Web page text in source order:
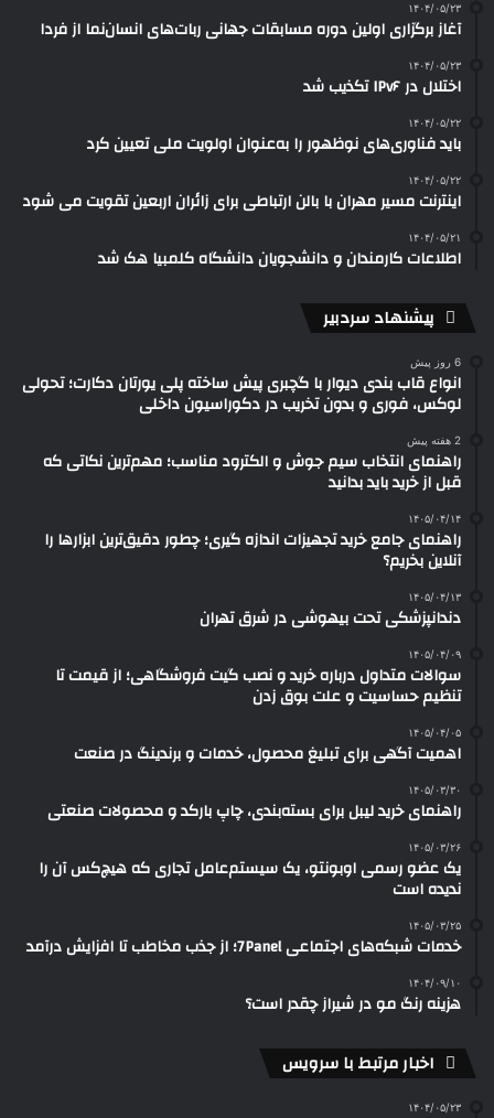
۱۴۰۴/۰۵/۲۳
آغاز برگزاری اولین دوره مسابقات جهانی ربات‌های انسان‌نما از فردا
۱۴۰۴/۰۵/۲۳
اختلال در IPv۶ تکذیب شد
۱۴۰۴/۰۵/۲۲
باید فناوری‌های نوظهور را به‌عنوان اولویت ملی تعیین کرد
۱۴۰۴/۰۵/۲۲
اینترنت مسیر مهران با بالن ارتباطی برای زائران اربعین تقویت می شود
۱۴۰۴/۰۵/۲۱
اطلاعات کارمندان و دانشجویان دانشگاه کلمبیا هک شد
پیشنهاد سردبیر
6 روز پیش
انواع قاب بندی دیوار با گچبری پیش ساخته پلی یورتان دکارت؛ تحولی
لوکس، فوری و بدون تخریب در دکوراسیون داخلی
2 هفته پیش
راهنمای انتخاب سیم جوش و الکترود مناسب؛ مهم‌ترین نکاتی که
قبل از خرید باید بدانید
۱۴۰۵/۰۴/۱۴
راهنمای جامع خرید تجهیزات اندازه گیری؛ چطور دقیق‌ترین ابزارها را
آنلاین بخریم؟
۱۴۰۵/۰۴/۱۳
دندانپزشکی تحت بیهوشی در شرق تهران
۱۴۰۵/۰۴/۰۹
سوالات متداول درباره خرید و نصب گیت فروشگاهی؛ از قیمت تا
تنظیم حساسیت و علت بوق زدن
۱۴۰۵/۰۴/۰۵
اهمیت آگهی برای تبلیغ محصول، خدمات و برندینگ در صنعت
۱۴۰۵/۰۳/۳۰
راهنمای خرید لیبل برای بسته‌بندی، چاپ بارکد و محصولات صنعتی
۱۴۰۵/۰۳/۲۶
یک عضو رسمی اوبونتو، یک سیستم‌عامل تجاری که هیچ‌کس آن را
ندیده است
۱۴۰۵/۰۳/۲۵
خدمات شبکه‌های اجتماعی 7Panel؛ از جذب مخاطب تا افزایش درآمد
۱۴۰۴/۰۹/۱۰
هزینه رنگ مو در شیراز چقدر است؟
اخبار مرتبط با سرویس
۱۴۰۴/۰۵/۲۳